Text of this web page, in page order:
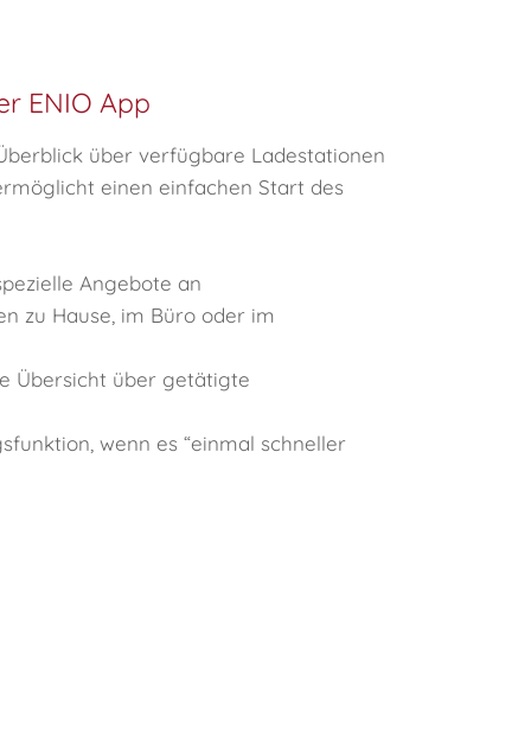
ENIO App
über verfügbare Ladestationen
einen einfachen Start des
Angebote an
zu Hause, im Büro oder im
Übersicht über getätigte
wenn es “einmal schneller